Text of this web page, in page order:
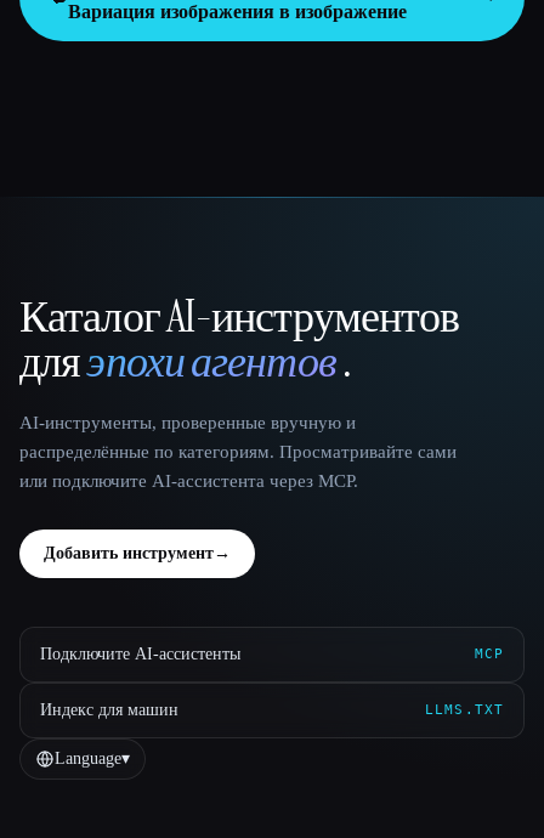
Вариация изображения в изображение
That AI Collection
Каталог AI-инструментов
дляэпохи агентов.
AI-инструменты, проверенные вручную и
распределённые по категориям. Просматривайте сами
или подключите AI-ассистента через MCP.
Добавить инструмент→
Подключите AI-ассистенты MCP
Индекс для машин LLMS.TXT
Language▾